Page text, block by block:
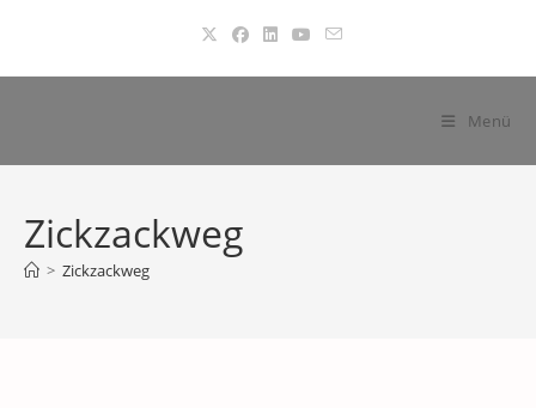
springen
Menü
Zickzackweg
> Zickzackweg